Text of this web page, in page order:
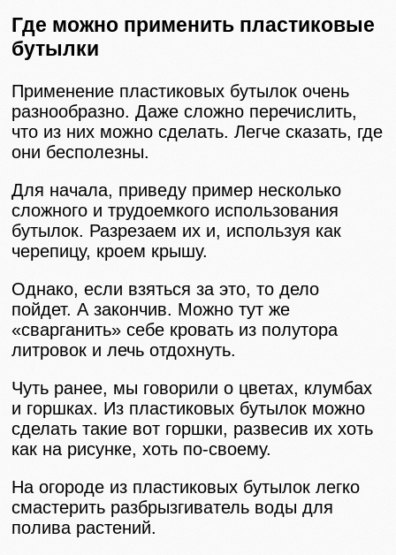
Где можно применить пластиковые
бутылки
Применение пластиковых бутылок очень
разнообразно. Даже сложно перечислить,
что из них можно сделать. Легче сказать, где
они бесполезны.
Для начала, приведу пример несколько
сложного и трудоемкого использования
бутылок. Разрезаем их и, используя как
черепицу, кроем крышу.
Однако, если взяться за это, то дело
пойдет. А закончив. Можно тут же
«сварганить» себе кровать из полутора
литровок и лечь отдохнуть.
Чуть ранее, мы говорили о цветах, клумбах
и горшках. Из пластиковых бутылок можно
сделать такие вот горшки, развесив их хоть
как на рисунке, хоть по-своему.
На огороде из пластиковых бутылок легко
смастерить разбрызгиватель воды для
полива растений.